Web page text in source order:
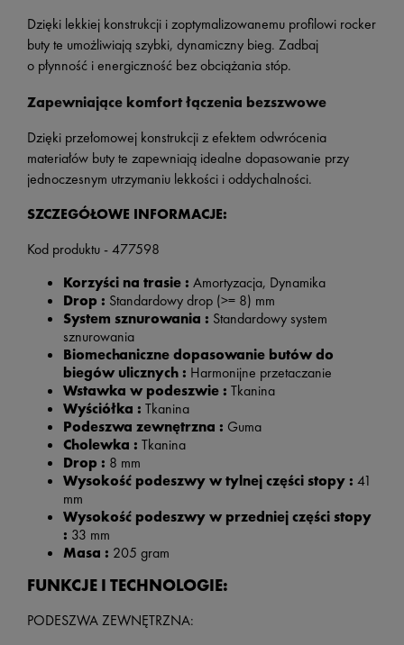
Dzięki lekkiej konstrukcji i zoptymalizowanemu profilowi rocker
buty te umożliwiają szybki, dynamiczny bieg. Zadbaj
o płynność i energiczność bez obciążania stóp.
Zapewniające komfort łączenia bezszwowe
Dzięki przełomowej konstrukcji z efektem odwrócenia
materiałów buty te zapewniają idealne dopasowanie przy
jednoczesnym utrzymaniu lekkości i oddychalności.
SZCZEGÓŁOWE INFORMACJE:
Kod produktu - 477598
Korzyści na trasie : Amortyzacja, Dynamika
Drop : Standardowy drop (>= 8) mm
System sznurowania : Standardowy system
sznurowania
Biomechaniczne dopasowanie butów do
biegów ulicznych : Harmonijne przetaczanie
Wstawka w podeszwie : Tkanina
Wyściółka : Tkanina
Podeszwa zewnętrzna : Guma
Cholewka : Tkanina
Drop : 8 mm
Wysokość podeszwy w tylnej części stopy : 41
mm
Wysokość podeszwy w przedniej części stopy
: 33 mm
Masa : 205 gram
FUNKCJE I TECHNOLOGIE:
PODESZWA ZEWNĘTRZNA: